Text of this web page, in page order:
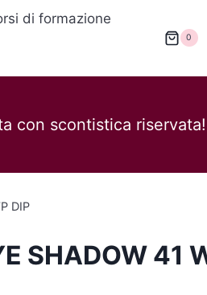
di formazione
0
con scontistica riservata!
DIP
SHADOW 41